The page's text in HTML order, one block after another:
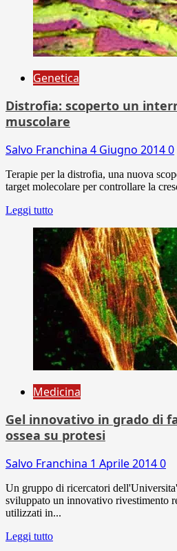
Genetica
Distrofia: scoperto un
muscolare
Salvo Franchina 4 Giugno 20140
Terapie per la distrofia, una nuova
target molecolare per controllare la
Leggi tutto
Medicina
Gel innovativo in grado di
ossea su protesi
Salvo Franchina 1 Aprile 20140
Un gruppo di ricercatori
sviluppato un innovativo rivestimento
utilizzati in...
Leggi tutto